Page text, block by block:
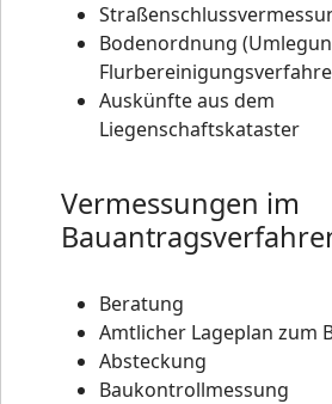
Bodenordnung
Auskünfte aus dem
Liegenschaftskataster
Vermessungen im
Beratung
Amtlicher Lageplan zum
Absteckung
Baukontrollmessung